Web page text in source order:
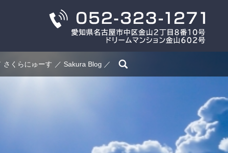
さくらにゅーす Sakura Blog